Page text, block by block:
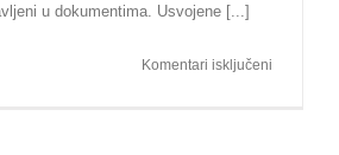
u dokumentima. Usvojene [...]
Komentari isključeni